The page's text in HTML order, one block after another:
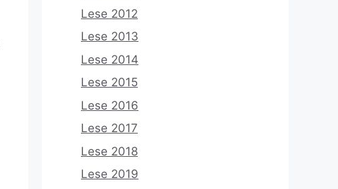
Lese 2012
Lese 2013
Lese 2014
Lese 2015
Lese 2016
Lese 2017
Lese 2018
Lese 2019